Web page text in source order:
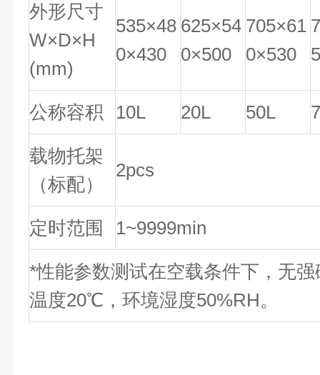
外形尺寸
W×D×H
(mm)
535×48
0×430
625×54
0×500
705×61
0×530
公称容积 10L 20L 50L
载物托架
（标配）
2pcs
定时范围 1~9999min
*性能参数测试在空载条件下，无
温度20℃，环境湿度50%RH。